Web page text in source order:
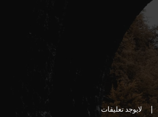
لايوجد تعليقات